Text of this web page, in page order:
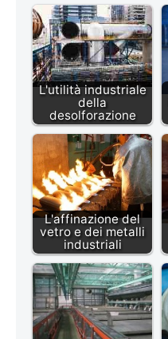
L'utilità industriale
della
desolforazione
L'affinazione del
vetro e dei metalli
industriali